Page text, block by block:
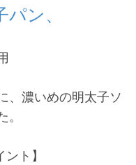
ン、
、濃いめの明太子ソ
ト】